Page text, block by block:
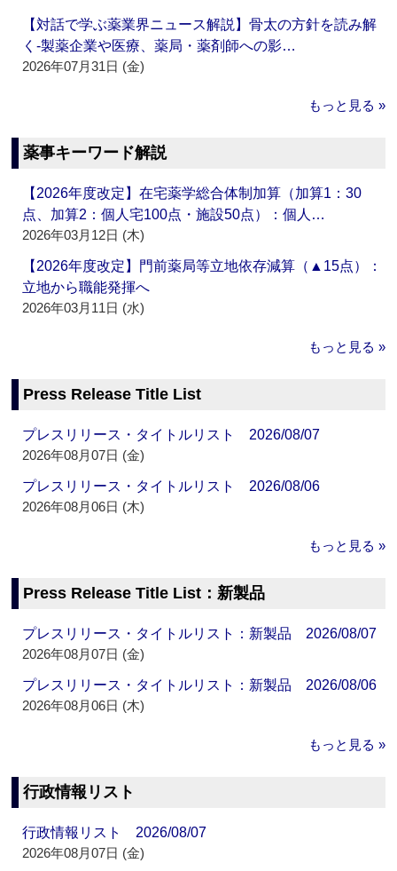
【対話で学ぶ薬業界ニュース解説】骨太の方針を読み解
く‐製薬企業や医療、薬局・薬剤師への影…
2026年07月31日 (金)
もっと見る »
薬事キーワード解説
【2026年度改定】在宅薬学総合体制加算（加算1：30
点、加算2：個人宅100点・施設50点）：個人…
2026年03月12日 (木)
【2026年度改定】門前薬局等立地依存減算（▲15点）：
立地から職能発揮へ
2026年03月11日 (水)
もっと見る »
Press Release Title List
プレスリリース・タイトルリスト 2026/08/07
2026年08月07日 (金)
プレスリリース・タイトルリスト 2026/08/06
2026年08月06日 (木)
もっと見る »
Press Release Title List：新製品
プレスリリース・タイトルリスト：新製品 2026/08/07
2026年08月07日 (金)
プレスリリース・タイトルリスト：新製品 2026/08/06
2026年08月06日 (木)
もっと見る »
行政情報リスト
行政情報リスト 2026/08/07
2026年08月07日 (金)